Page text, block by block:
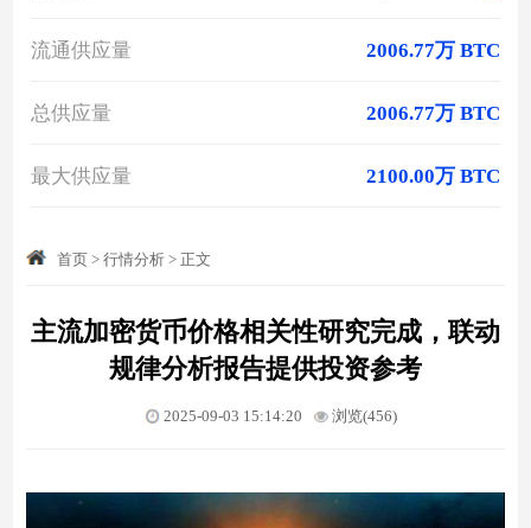
流通供应量 2006.77万 BTC
总供应量 2006.77万 BTC
最大供应量 2100.00万 BTC
首页 >行情分析 >正文
主流加密货币价格相关性研究完成，联动
规律分析报告提供投资参考
2025-09-03 15:14:20 浏览(456)